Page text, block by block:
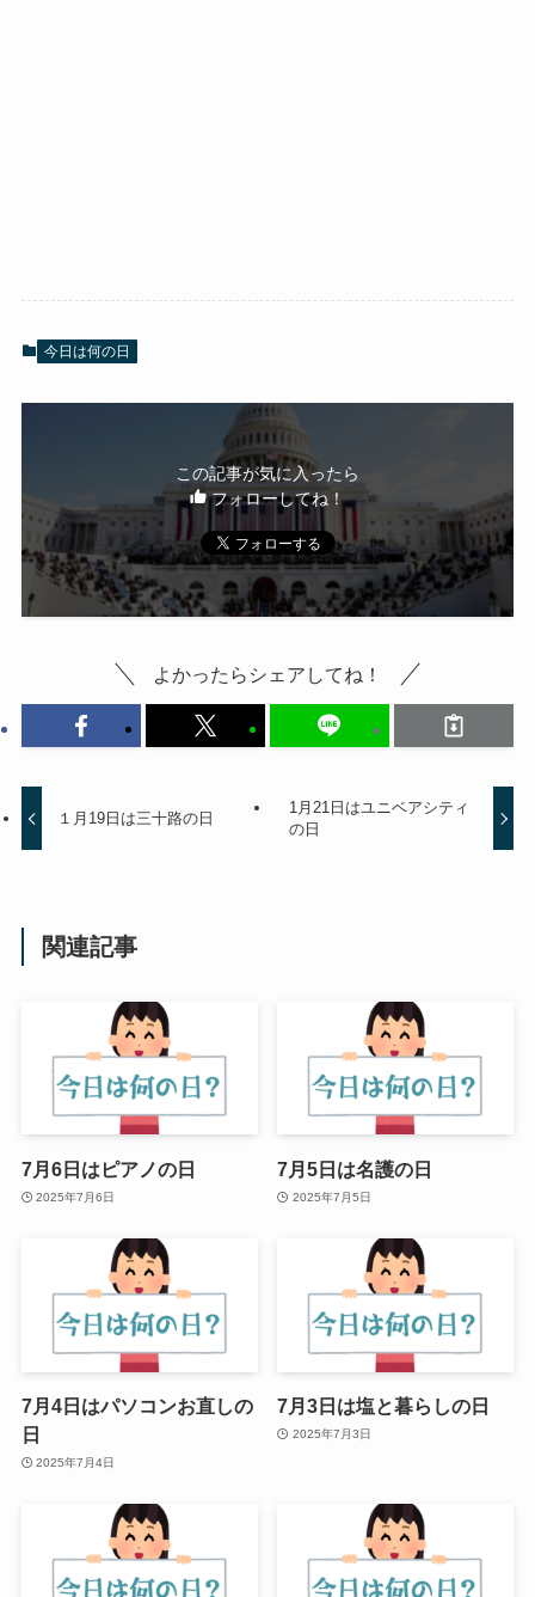
今日は何の日
この記事が気に入ったら
フォローしてね！
よかったらシェアしてね！
１月19日は三十路の日
1月21日はユニベアシティ
の日
関連記事
7月6日はピアノの日
2025年7月6日
7月5日は名護の日
2025年7月5日
7月4日はパソコンお直しの
日
2025年7月4日
7月3日は塩と暮らしの日
2025年7月3日